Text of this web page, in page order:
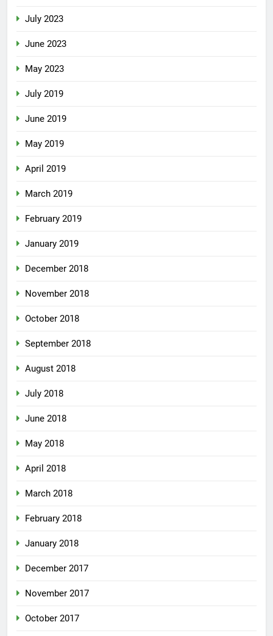
July 2023
June 2023
May 2023
July 2019
June 2019
May 2019
April 2019
March 2019
February 2019
January 2019
December 2018
November 2018
October 2018
September 2018
August 2018
July 2018
June 2018
May 2018
April 2018
March 2018
February 2018
January 2018
December 2017
November 2017
October 2017